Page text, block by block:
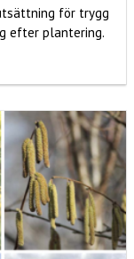
för trygg
efter plantering.